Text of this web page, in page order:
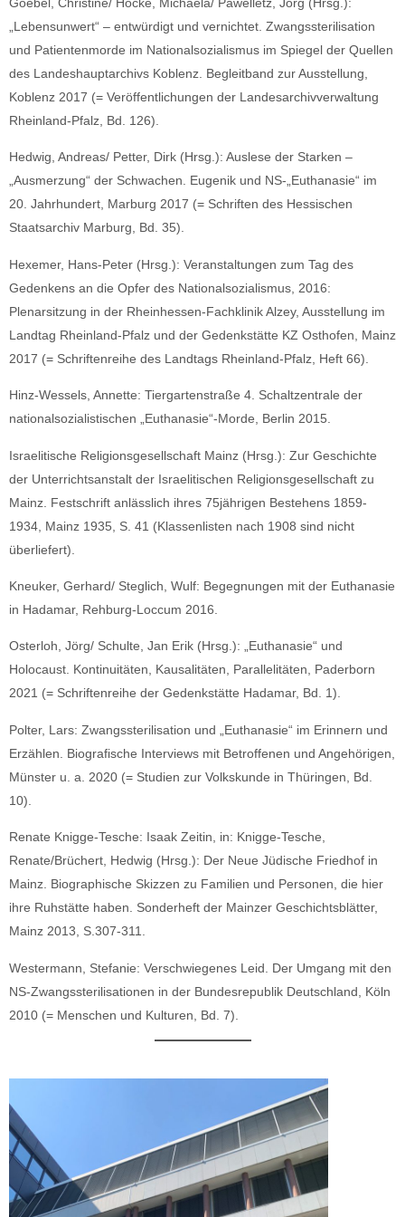
„Lebensunwert“ – entwürdigt und vernichtet. Zwangssterilisation
und Patientenmorde im Nationalsozialismus im Spiegel der Quellen
des Landeshauptarchivs Koblenz. Begleitband zur Ausstellung,
Koblenz 2017 (= Veröffentlichungen der Landesarchivverwaltung
Rheinland-Pfalz, Bd. 126).
Hedwig, Andreas/ Petter, Dirk (Hrsg.): Auslese der Starken –
„Ausmerzung“ der Schwachen. Eugenik und NS-„Euthanasie“ im
20. Jahrhundert, Marburg 2017 (= Schriften des Hessischen
Staatsarchiv Marburg, Bd. 35).
Hexemer, Hans-Peter (Hrsg.): Veranstaltungen zum Tag des
Gedenkens an die Opfer des Nationalsozialismus, 2016:
Plenarsitzung in der Rheinhessen-Fachklinik Alzey, Ausstellung im
Landtag Rheinland-Pfalz und der Gedenkstätte KZ Osthofen, Mainz
2017 (= Schriftenreihe des Landtags Rheinland-Pfalz, Heft 66).
Hinz-Wessels, Annette: Tiergartenstraße 4. Schaltzentrale der
nationalsozialistischen „Euthanasie“-Morde, Berlin 2015.
Israelitische Religionsgesellschaft Mainz (Hrsg.): Zur Geschichte
der Unterrichtsanstalt der Israelitischen Religionsgesellschaft zu
Mainz. Festschrift anlässlich ihres 75jährigen Bestehens 1859-
1934, Mainz 1935, S. 41 (Klassenlisten nach 1908 sind nicht
überliefert).
Kneuker, Gerhard/ Steglich, Wulf: Begegnungen mit der Euthanasie
in Hadamar, Rehburg-Loccum 2016.
Osterloh, Jörg/ Schulte, Jan Erik (Hrsg.): „Euthanasie“ und
Holocaust. Kontinuitäten, Kausalitäten, Parallelitäten, Paderborn
2021 (= Schriftenreihe der Gedenkstätte Hadamar, Bd. 1).
Polter, Lars: Zwangssterilisation und „Euthanasie“ im Erinnern und
Erzählen. Biografische Interviews mit Betroffenen und Angehörigen,
Münster u. a. 2020 (= Studien zur Volkskunde in Thüringen, Bd.
10).
Renate Knigge-Tesche: Isaak Zeitin, in: Knigge-Tesche,
Renate/Brüchert, Hedwig (Hrsg.): Der Neue Jüdische Friedhof in
Mainz. Biographische Skizzen zu Familien und Personen, die hier
ihre Ruhstätte haben. Sonderheft der Mainzer Geschichtsblätter,
Mainz 2013, S.307-311.
Westermann, Stefanie: Verschwiegenes Leid. Der Umgang mit den
NS-Zwangssterilisationen in der Bundesrepublik Deutschland, Köln
2010 (= Menschen und Kulturen, Bd. 7).